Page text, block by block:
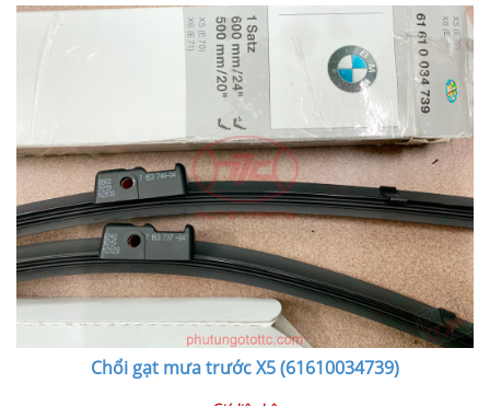
Chổi gạt mưa trước X5 (61610034739)